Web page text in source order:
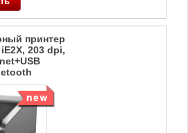
принтер
203 dpi,